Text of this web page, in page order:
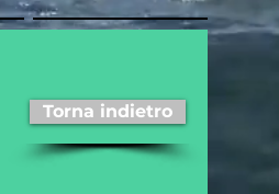
Torna indietro